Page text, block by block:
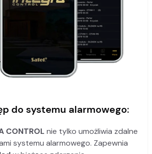
do systemu alarmowego:
CONTROL nie tylko umożliwia zdalne
systemu alarmowego. Zapewnia